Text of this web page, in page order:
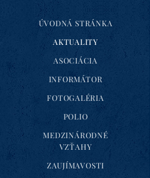
ÚVODNÁ STRÁNKA
AKTUALITY
ASOCIÁCIA
INFORMÁTOR
FOTOGALÉRIA
POLIO
MEDZINÁRODNÉ
VZŤAHY
ZAUJÍMAVOSTI